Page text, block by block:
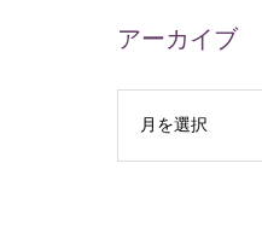
アーカイブ